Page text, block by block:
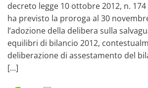
decreto legge 10 ottobre 2012, n. 174
ha previsto la proroga al 30
l’adozione della delibera sulla
equilibri di bilancio 2012,
deliberazione di assestamento del
[…]